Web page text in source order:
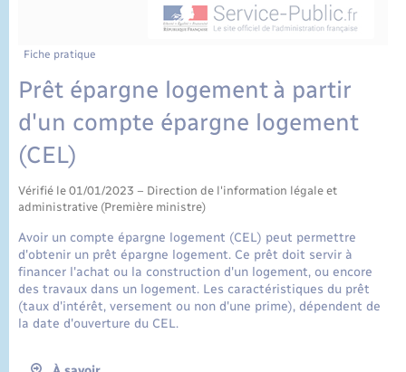
Fiche pratique
Prêt épargne logement à partir
d'un compte épargne logement
(CEL)
Vérifié le 01/01/2023 – Direction de l'information légale et
administrative (Première ministre)
Avoir un compte épargne logement (CEL) peut permettre
d'obtenir un prêt épargne logement. Ce prêt doit servir à
financer l'achat ou la construction d'un logement, ou encore
des travaux dans un logement. Les caractéristiques du prêt
(taux d'intérêt, versement ou non d'une prime), dépendent de
la date d'ouverture du CEL.